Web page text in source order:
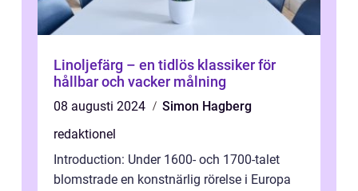
Linoljefärg – en tidlös klassiker för
hållbar och vacker målning
08 augusti 2024
Simon Hagberg
redaktionel
Introduction: Under 1600- och 1700-talet
blomstrade en konstnärlig rörelse i Europa